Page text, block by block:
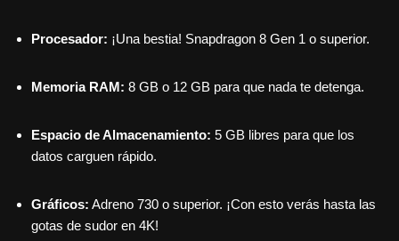
Procesador: ¡Una bestia! Snapdragon 8 Gen 1 o superior.
Memoria RAM: 8 GB o 12 GB para que nada te detenga.
Espacio de Almacenamiento: 5 GB libres para que los
datos carguen rápido.
Gráficos: Adreno 730 o superior. ¡Con esto verás hasta las
gotas de sudor en 4K!